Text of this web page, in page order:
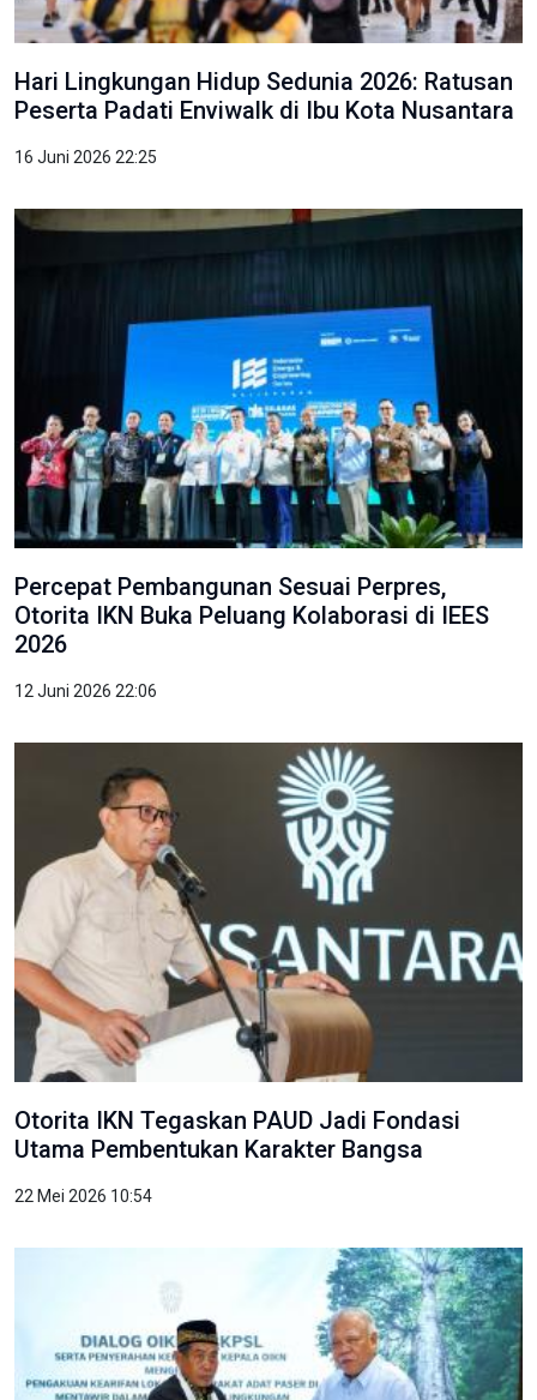
Hari Lingkungan Hidup Sedunia 2026: Ratusan
Peserta Padati Enviwalk di Ibu Kota Nusantara
16 Juni 2026 22:25
Percepat Pembangunan Sesuai Perpres,
Otorita IKN Buka Peluang Kolaborasi di IEES
2026
12 Juni 2026 22:06
Otorita IKN Tegaskan PAUD Jadi Fondasi
Utama Pembentukan Karakter Bangsa
22 Mei 2026 10:54